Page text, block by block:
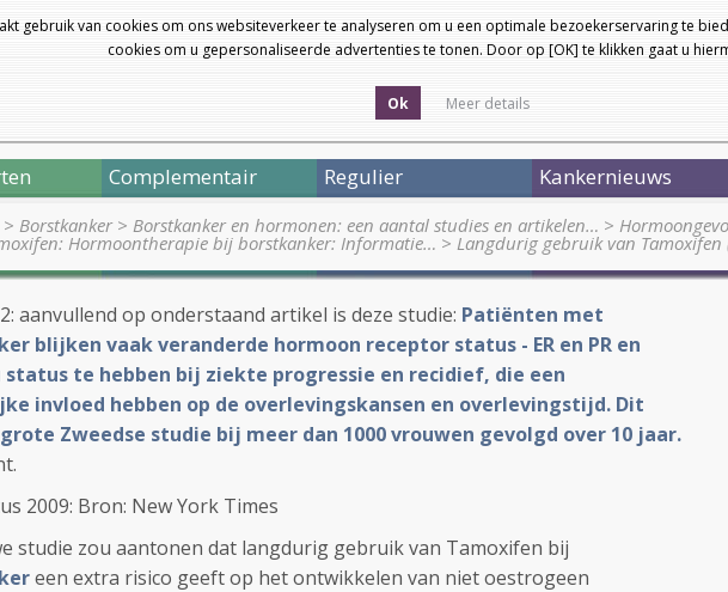
gebruik van cookies om ons websiteverkeer te analyseren om u een optimale bezoekerservaring te
cookies om u gepersonaliseerde advertenties te tonen. Door op [OK] te klikken gaat u
Ok Meer details
Complementair Regulier Kankernieuws
> Borstkanker> Borstkanker en hormonen: een aantal studies en artikelen… >
Hormoontherapie bij borstkanker: Informatie… > Langdurig gebruik van
aanvullend op onderstaand artikel is deze studie: Patiënten met
blijken vaak veranderde hormoon receptor status - ER en PR en
status te hebben bij ziekte progressie en recidief, die een
invloed hebben op de overlevingskansen en overlevingstijd. Dit
Zweedse studie bij meer dan 1000 vrouwen gevolgd over 10 jaar.
2009: Bron: New York Times
studie zou aantonen dat langdurig gebruik van Tamoxifen bij
een extra risico geeft op het ontwikkelen van niet oestrogeen